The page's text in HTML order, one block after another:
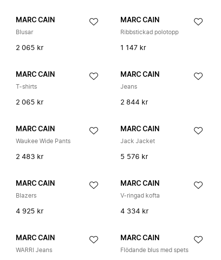
MARC CAIN
Blusar
2 065 kr
MARC CAIN
Ribbstickad polotopp
1 147 kr
MARC CAIN
T-shirts
2 065 kr
MARC CAIN
Jeans
2 844 kr
MARC CAIN
Waukee Wide Pants
2 483 kr
MARC CAIN
Jack Jacket
5 576 kr
MARC CAIN
Blazers
4 925 kr
MARC CAIN
V-ringad kofta
4 334 kr
MARC CAIN
WARRI Jeans
MARC CAIN
Flödande blus med spets